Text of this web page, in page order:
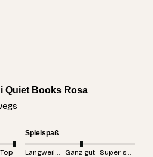
Quiet Books Rosa
Top
Spielspaß
Ganz gut Super spannend